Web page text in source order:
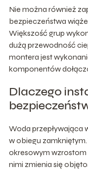
Nie można również
bezpieczeństwa
Większość grup
dużą przewodność
montera jest
komponentów
Dlaczego
Woda przepływająca
w obiegu
okresowym wzrostom
nimi zmienia się